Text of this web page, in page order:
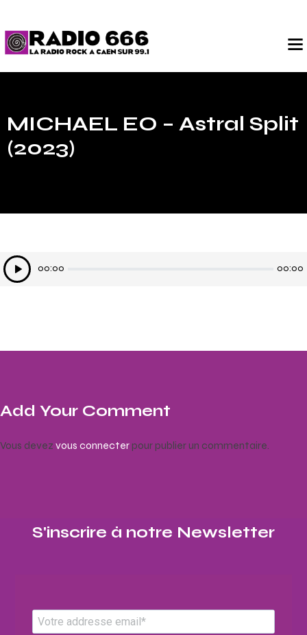
MICHAEL EO – Astral Split
(2023)
Lecteur
audio
00:00 00:00
Add Your Comment
Vous devez vous connecter pour publier un commentaire.
S'inscrire à notre Newsletter​